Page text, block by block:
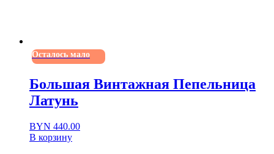
Осталось мало
Большая Винтажная Пепельница
Латунь
BYN 440.00
В корзину